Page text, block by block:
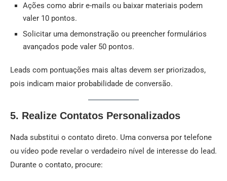
Ações como abrir e-mails ou baixar materiais podem
valer 10 pontos.
Solicitar uma demonstração ou preencher formulários
avançados pode valer 50 pontos.
Leads com pontuações mais altas devem ser priorizados,
pois indicam maior probabilidade de conversão.
5. Realize Contatos Personalizados
Nada substitui o contato direto. Uma conversa por telefone
ou vídeo pode revelar o verdadeiro nível de interesse do lead.
Durante o contato, procure: